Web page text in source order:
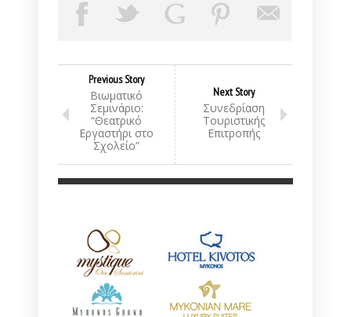
Previous Story
Βιωματικό
Σεμινάριο:
“Θεατρικό
Εργαστήρι στο
Σχολείο”
Next Story
Συνεδρίαση
Τουριστικής
Επιτροπής